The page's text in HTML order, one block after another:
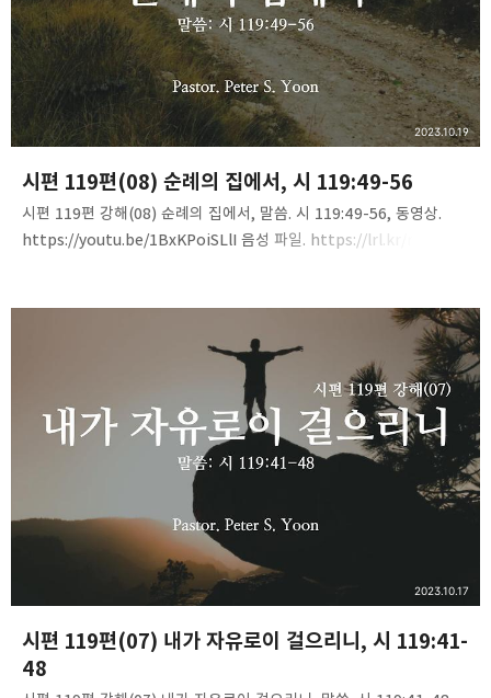
시편 119편(08) 순례의 집에서, 시 119:49-56
2023.10.19
시편 119편 강해(08) 순례의 집에서, 말씀. 시 119:49-56, 동영상.
https://youtu.be/1BxKPoiSLlI 음성 파일. https://lrl.kr/r15o
시편 119편(07) 내가 자유로이 걸으리니, 시 119:41-
48
2023.10.17